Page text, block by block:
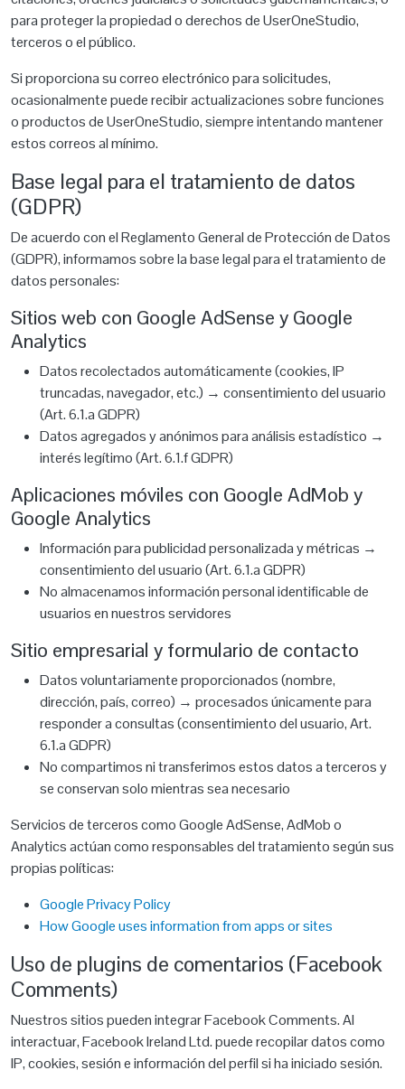
para proteger la propiedad o derechos de UserOneStudio,
terceros o el público.
Si proporciona su correo electrónico para solicitudes,
ocasionalmente puede recibir actualizaciones sobre funciones
o productos de UserOneStudio, siempre intentando mantener
estos correos al mínimo.
Base legal para el tratamiento de datos
(GDPR)
De acuerdo con el Reglamento General de Protección de Datos
(GDPR), informamos sobre la base legal para el tratamiento de
datos personales:
Sitios web con Google AdSense y Google
Analytics
Datos recolectados automáticamente (cookies, IP
truncadas, navegador, etc.) → consentimiento del usuario
(Art. 6.1.a GDPR)
Datos agregados y anónimos para análisis estadístico →
interés legítimo (Art. 6.1.f GDPR)
Aplicaciones móviles con Google AdMob y
Google Analytics
Información para publicidad personalizada y métricas →
consentimiento del usuario (Art. 6.1.a GDPR)
No almacenamos información personal identificable de
usuarios en nuestros servidores
Sitio empresarial y formulario de contacto
Datos voluntariamente proporcionados (nombre,
dirección, país, correo) → procesados únicamente para
responder a consultas (consentimiento del usuario, Art.
6.1.a GDPR)
No compartimos ni transferimos estos datos a terceros y
se conservan solo mientras sea necesario
Servicios de terceros como Google AdSense, AdMob o
Analytics actúan como responsables del tratamiento según sus
propias políticas:
Google Privacy Policy
How Google uses information from apps or sites
Uso de plugins de comentarios (Facebook
Comments)
Nuestros sitios pueden integrar Facebook Comments. Al
interactuar, Facebook Ireland Ltd. puede recopilar datos como
IP, cookies, sesión e información del perfil si ha iniciado sesión.